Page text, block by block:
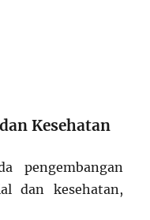
Kesehatan
pengembangan
dan kesehatan,